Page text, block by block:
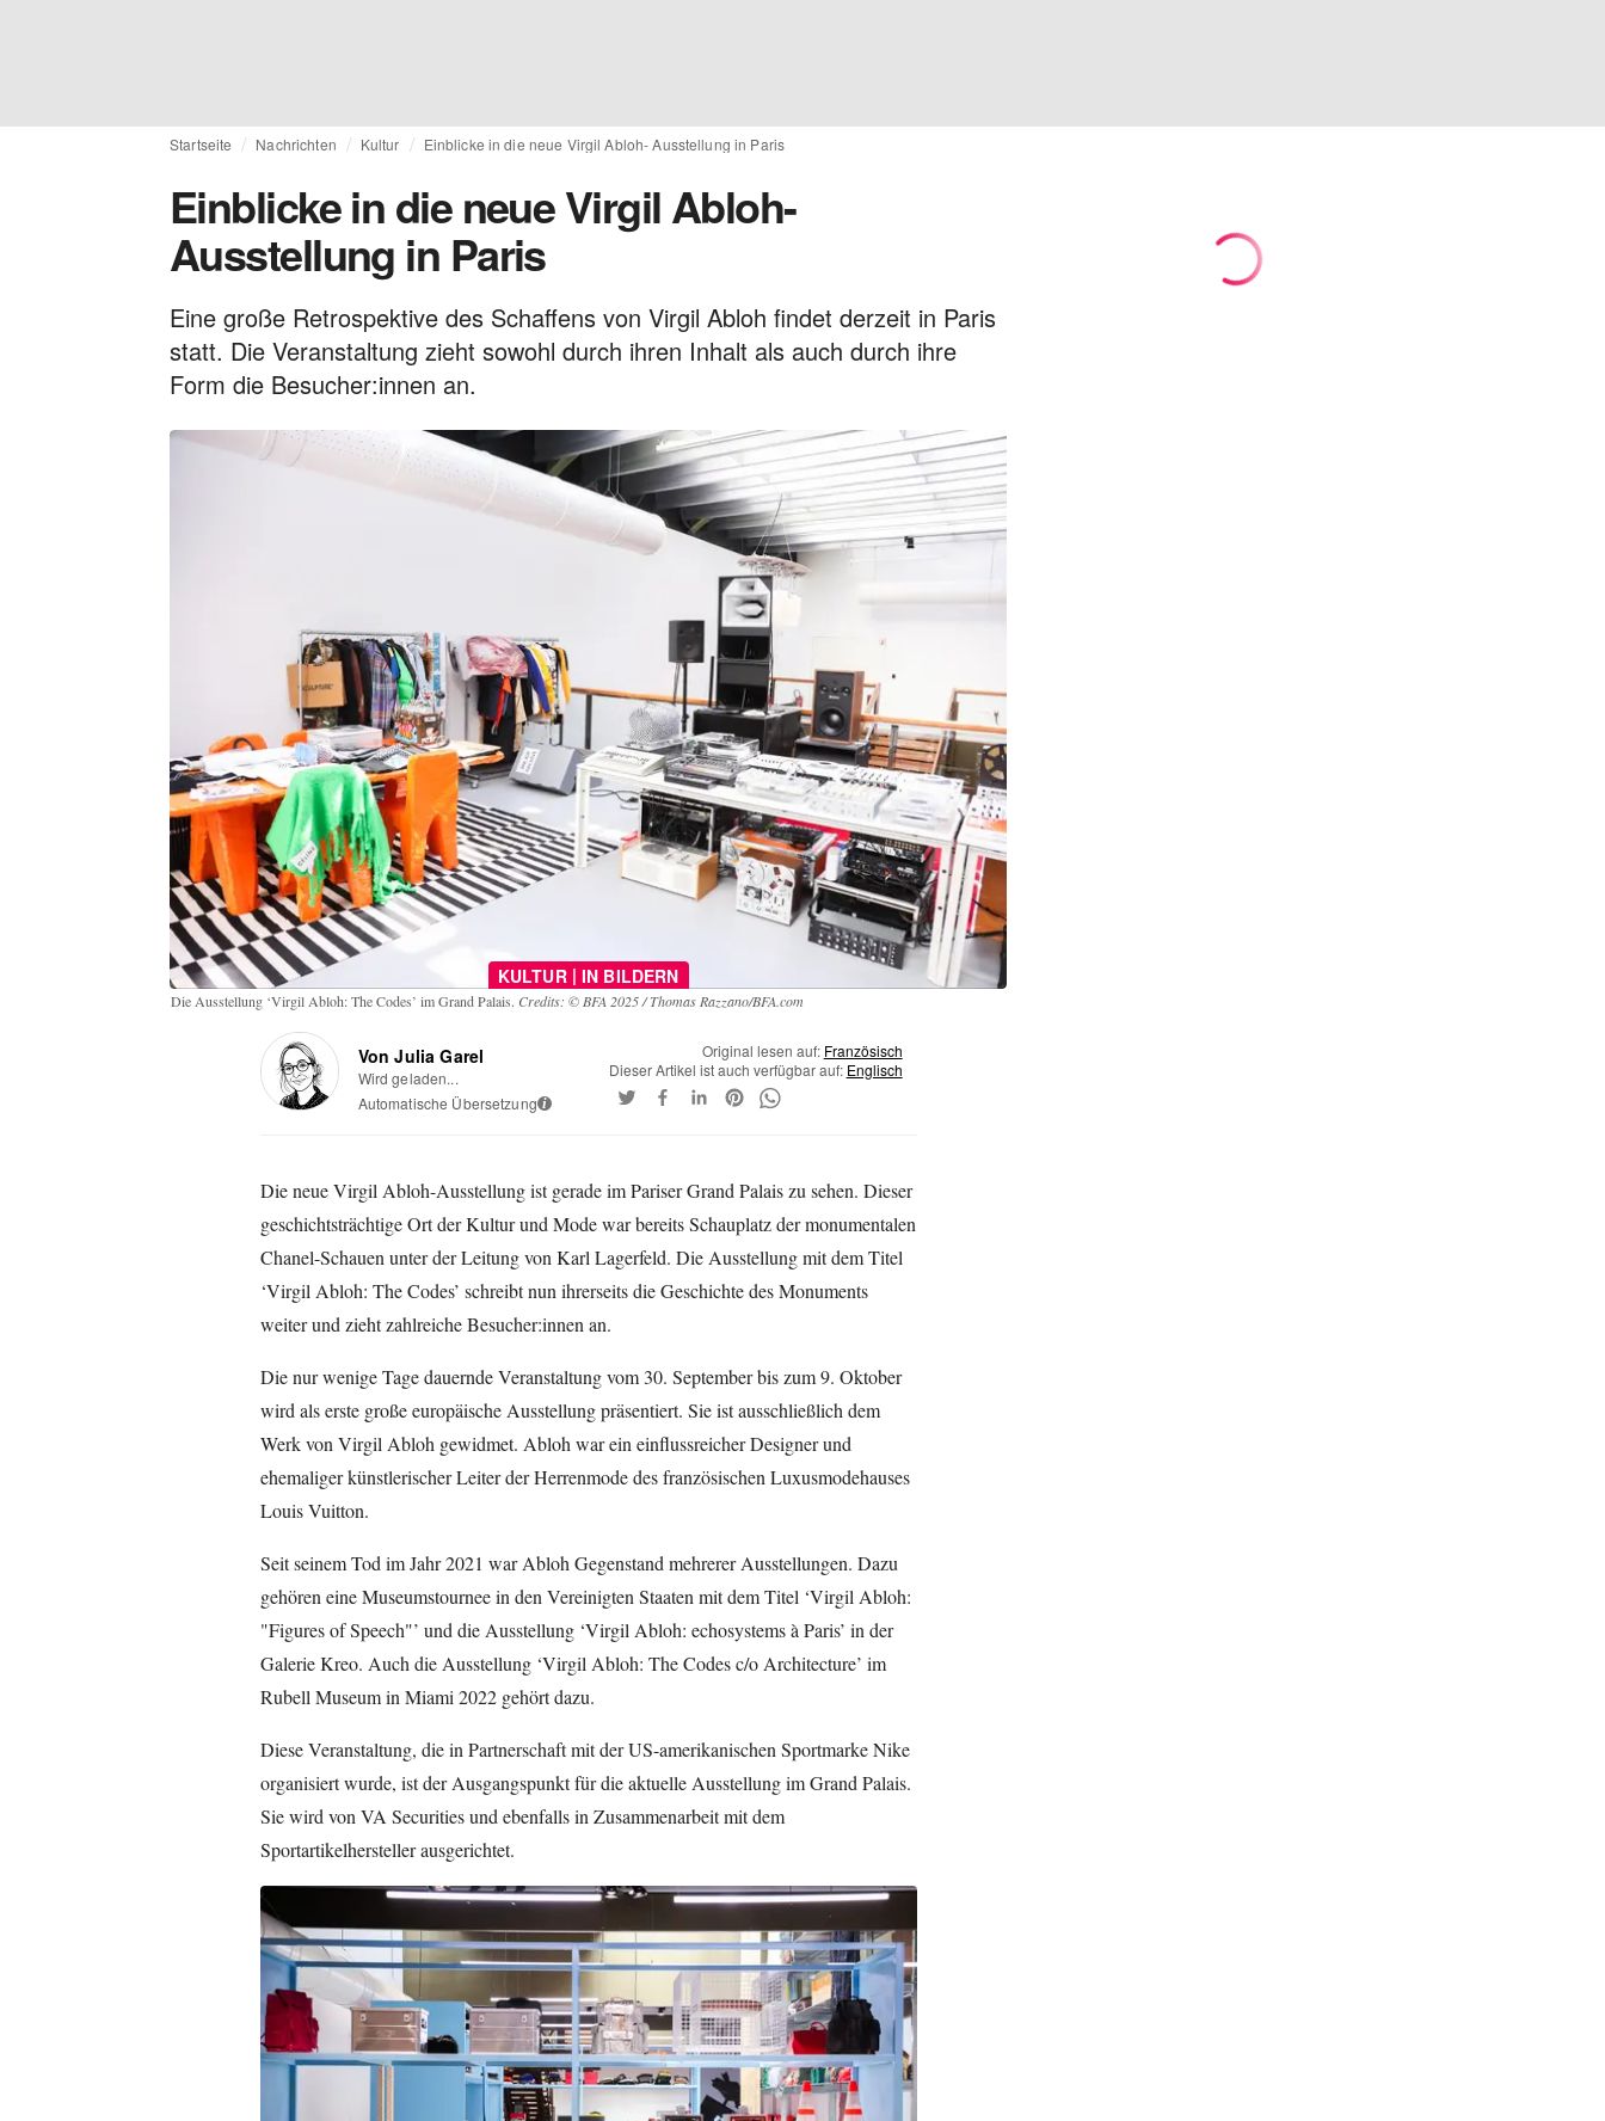
Startseite Nachrichten Kultur Einblicke in die neue Virgil Abloh- Ausstellung in Paris
Einblicke in die neue Virgil Abloh-
Ausstellung in Paris
Eine große Retrospektive des Schaffens von Virgil Abloh findet derzeit in Paris
statt. Die Veranstaltung zieht sowohl durch ihren Inhalt als auch durch ihre
Form die Besucher:innen an.
KULTUR | IN BILDERN
Die Ausstellung ‘Virgil Abloh: The Codes’ im Grand Palais. Credits: © BFA 2025 / Thomas Razzano/BFA.com
Von Julia Garel
Wird geladen...
Automatische Übersetzung i
Original lesen auf: Französisch
Dieser Artikel ist auch verfügbar auf: Englisch
Die neue Virgil Abloh-Ausstellung ist gerade im Pariser Grand Palais zu sehen. Dieser
geschichtsträchtige Ort der Kultur und Mode war bereits Schauplatz der monumentalen
Chanel-Schauen unter der Leitung von Karl Lagerfeld. Die Ausstellung mit dem Titel
‘Virgil Abloh: The Codes’ schreibt nun ihrerseits die Geschichte des Monuments
weiter und zieht zahlreiche Besucher:innen an.
Die nur wenige Tage dauernde Veranstaltung vom 30. September bis zum 9. Oktober
wird als erste große europäische Ausstellung präsentiert. Sie ist ausschließlich dem
Werk von Virgil Abloh gewidmet. Abloh war ein einflussreicher Designer und
ehemaliger künstlerischer Leiter der Herrenmode des französischen Luxusmodehauses
Louis Vuitton.
Seit seinem Tod im Jahr 2021 war Abloh Gegenstand mehrerer Ausstellungen. Dazu
gehören eine Museumstournee in den Vereinigten Staaten mit dem Titel ‘Virgil Abloh:
"Figures of Speech"’ und die Ausstellung ‘Virgil Abloh: echosystems à Paris’ in der
Galerie Kreo. Auch die Ausstellung ‘Virgil Abloh: The Codes c/o Architecture’ im
Rubell Museum in Miami 2022 gehört dazu.
Diese Veranstaltung, die in Partnerschaft mit der US-amerikanischen Sportmarke Nike
organisiert wurde, ist der Ausgangspunkt für die aktuelle Ausstellung im Grand Palais.
Sie wird von VA Securities und ebenfalls in Zusammenarbeit mit dem
Sportartikelhersteller ausgerichtet.